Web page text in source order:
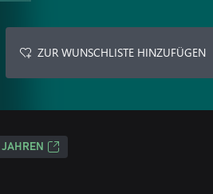
ZUR WUNSCHLISTE HINZUFÜGEN